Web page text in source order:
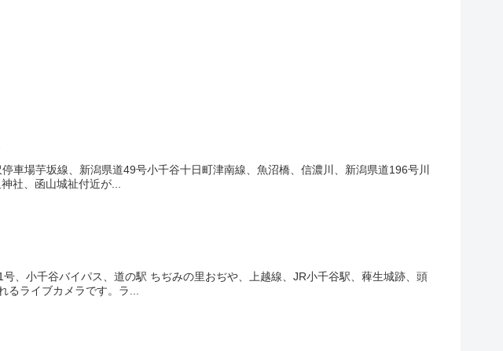
車場芋坂線、新潟県道49号小千谷十日町津南線、魚沼橋、信濃川、新潟県道196号川
社、函山城祉付近が...
、小千谷バイパス、道の駅 ちぢみの里おぢや、上越線、JR小千谷駅、薭生城跡、頭
るライブカメラです。ラ...